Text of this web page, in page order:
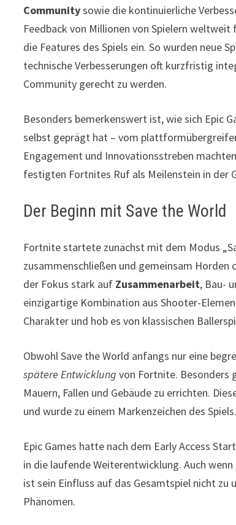
Communitysowie die kontinuierliche
Feedback von Millionen von Spielern
die Features des Spiels ein. So wurden neue
technische Verbesserungen oft kurzfristig
Community gerecht zu werden.
Besonders bemerkenswert ist, wie sich Epic
selbst geprägt hat – vom
Engagement und Innovationsstreben
festigten Fortnites Ruf als Meilenstein in der
Der Beginn mit Save the World
Fortnite startete zunächst mit dem Modus
zusammenschließen und gemeinsam
der Fokus stark auf Zusammenarbeit, Bau-
einzigartige Kombination aus Shooter-
Charakter und hob es von klassischen
Obwohl Save the World anfangs nur eine
spätere Entwicklung von Fortnite. Besonders
Mauern, Fallen und Gebäude zu errichten.
und wurde zu einem Markenzeichen des Spiels.
Epic Games hatte nach dem Early Access
in die laufende Weiterentwicklung. Auch
ist sein Einfluss auf das Gesamtspiel nicht zu
Phänomen.